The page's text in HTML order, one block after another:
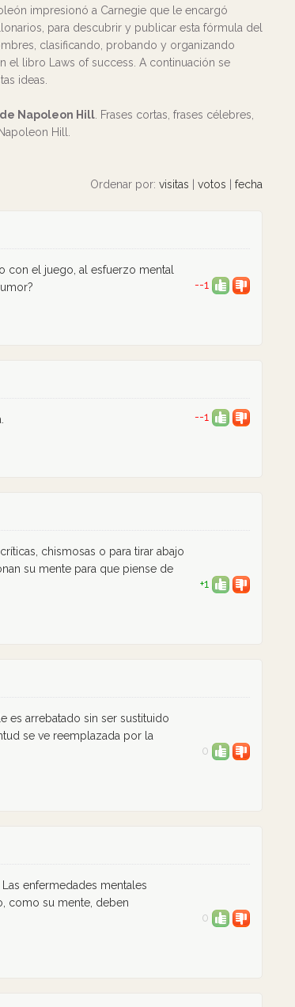
impresionó a Carnegie que le encargó
para descubrir y publicar esta fórmula del
clasificando, probando y organizando
el libro Laws of success. A continuación se
ideas.
Napoleon Hill . Frases cortas, frases célebres,
Hill.
Ordenar por: visitas votos fecha
con el juego, al esfuerzo mental
--1
--1
chismosas o para tirar abajo
su mente para que piense de
+1
es arrebatado sin ser sustituido
se ve reemplazada por la
0
enfermedades mentales
como su mente, deben
0